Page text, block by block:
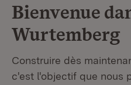
Bienvenue
Wurtemberg
Construire dès
c'est l'objectif que nous